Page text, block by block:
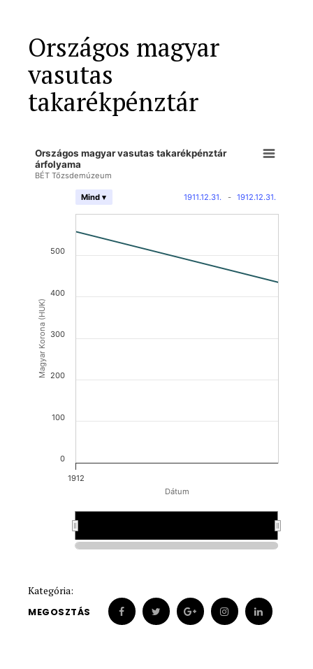
Országos magyar
vasutas
takarékpénztár
Dátum
Magyar Korona (HUK)
Országos magyar vasutas takarékpénztár
árfolyama
BÉT Tőzsdemúzeum
1911.12.31. - 1912.12.31.
Mind ▾
1912
0
100
200
300
400
500
Kategória:
MEGOSZTÁS